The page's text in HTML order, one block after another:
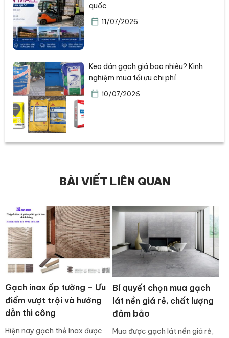
quốc
11/07/2026
Keo dán gạch giá bao nhiêu? Kinh
nghiệm mua tối ưu chi phí
10/07/2026
BÀI VIẾT LIÊN QUAN
Gạch inax ốp tường – Ưu
điểm vượt trội và hướng
dẫn thi công
Hiện nay gạch thẻ Inax được
Bí quyết chọn mua gạch
lát nền giá rẻ, chất lượng
đảm bảo
Mua được gạch lát nền giá rẻ,